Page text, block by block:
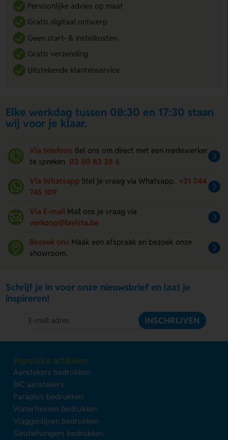
Persoonlijke advies op maat
Gratis digitaal ontwerp
Geen start- & instelkosten
Gratis verzending
Uitstekende klantenservice
Elke werkdag tussen 08:30 en 17:30 staan
wij voor je klaar.
Via telefoon Bel ons om direct met een medewerker
te spreken 03 80 83 28 6
Via Whatsapp Stel je vraag via Whatsapp. +31 344
745 109
Via E-mail Mail ons je vraag via
verkoop@lavista.be
Bezoek ons Maak een afspraak en bezoek onze
showroom.
Schrijf je in voor onze nieuwsbrief en laat je
inspireren!
INSCHRIJVEN
Populaire artikelen
Aanstekers bedrukken
BIC aanstekers
Paraplu's bedrukken
Waterflessen bedrukken
Vlaggenlijnen bedrukken
Sleutelhangers bedrukken